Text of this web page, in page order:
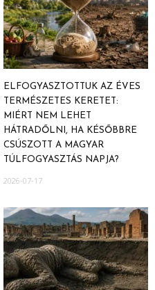
ELFOGYASZTOTTUK AZ ÉVES
TERMÉSZETES KERETET:
MIÉRT NEM LEHET
HÁTRADŐLNI, HA KÉSŐBBRE
CSÚSZOTT A MAGYAR
TÚLFOGYASZTÁS NAPJA?
2026-07-17